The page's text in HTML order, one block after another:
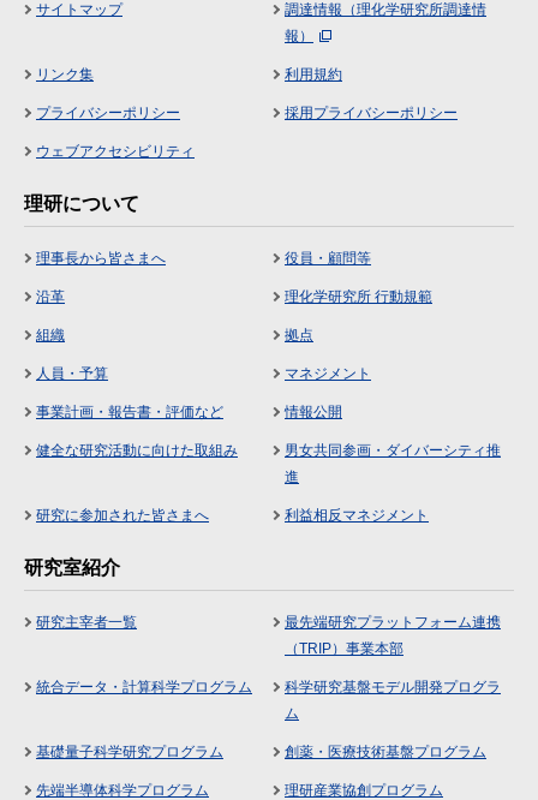
サイトマップ
調達情報（理化学研究所調達情
報）
リンク集 利用規約
プライバシーポリシー 採用プライバシーポリシー
ウェブアクセシビリティ
理研について
理事長から皆さまへ 役員・顧問等
沿革 理化学研究所 行動規範
組織 拠点
人員・予算 マネジメント
事業計画・報告書・評価など 情報公開
健全な研究活動に向けた取組み
男女共同参画・ダイバーシティ推
進
研究に参加された皆さまへ 利益相反マネジメント
研究室紹介
研究主宰者一覧
最先端研究プラットフォーム連携
（TRIP）事業本部
統合データ・計算科学プログラム
科学研究基盤モデル開発プログラ
ム
基礎量子科学研究プログラム 創薬・医療技術基盤プログラム
先端半導体科学プログラム 理研産業協創プログラム